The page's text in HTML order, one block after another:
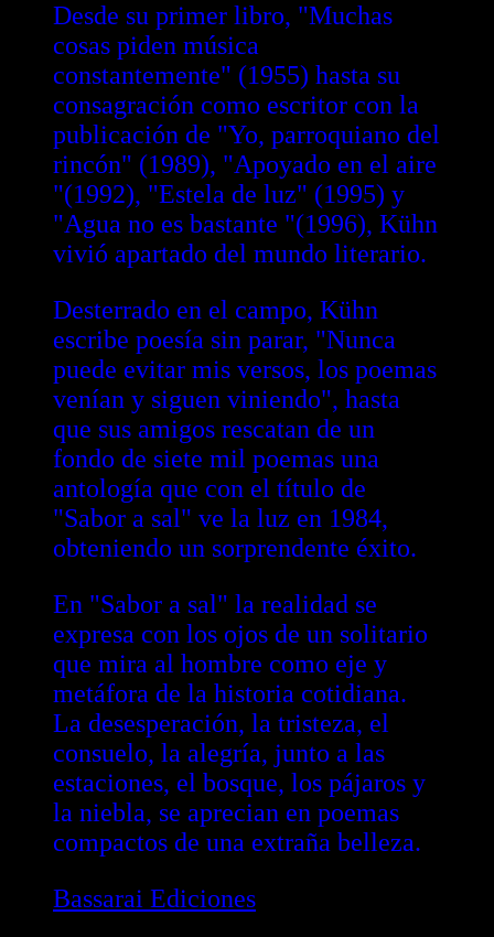
Desde su primer libro, "Muchas
cosas piden música
constantemente" (1955) hasta su
consagración como escritor con la
publicación de "Yo, parroquiano del
rincón" (1989), "Apoyado en el aire
"(1992), "Estela de luz" (1995) y
"Agua no es bastante "(1996), Kühn
vivió apartado del mundo literario.
Desterrado en el campo, Kühn
escribe poesía sin parar, "Nunca
puede evitar mis versos, los poemas
venían y siguen viniendo", hasta
que sus amigos rescatan de un
fondo de siete mil poemas una
antología que con el título de
"Sabor a sal" ve la luz en 1984,
obteniendo un sorprendente éxito.
En "Sabor a sal" la realidad se
expresa con los ojos de un solitario
que mira al hombre como eje y
metáfora de la historia cotidiana.
La desesperación, la tristeza, el
consuelo, la alegría, junto a las
estaciones, el bosque, los pájaros y
la niebla, se aprecian en poemas
compactos de una extraña belleza.
Bassarai Ediciones